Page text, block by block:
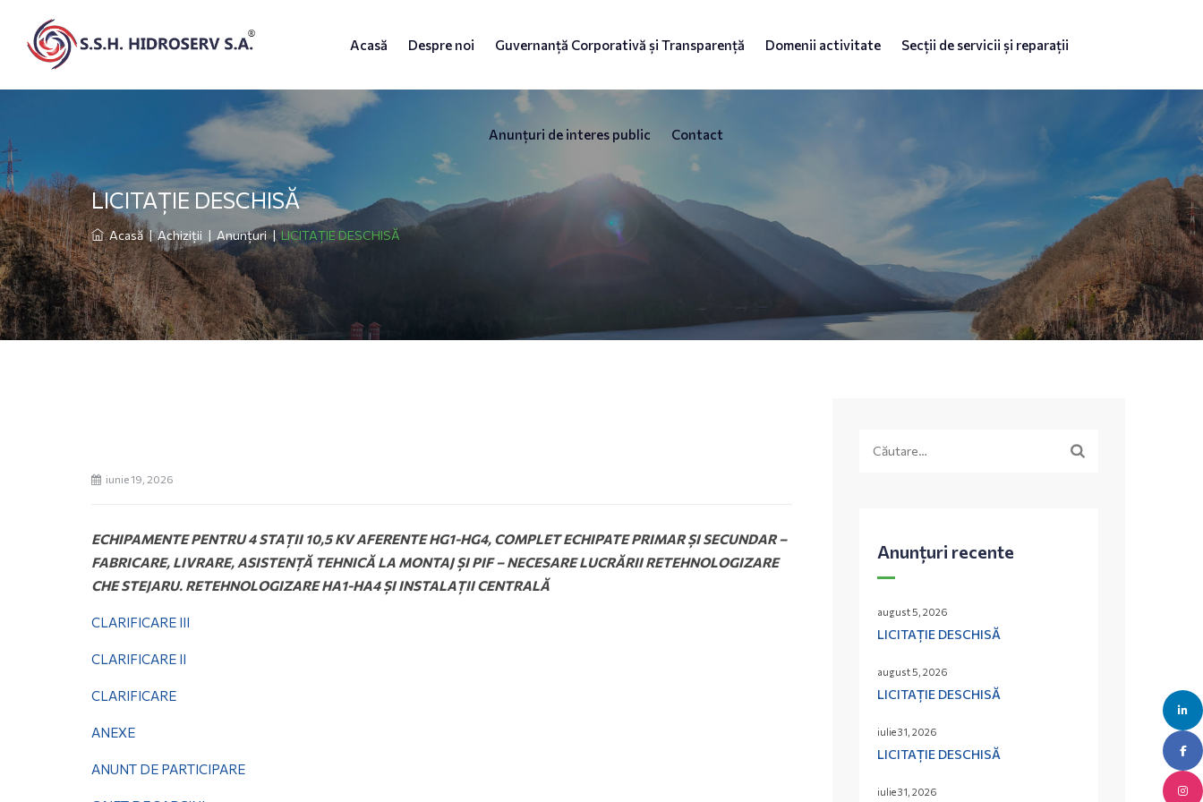
Acasă Despre noi Guvernanță Corporativă și Transparență Domenii activitate Secții de servicii și reparații
Anunțuri de interes public Contact
LICITAȚIE DESCHISĂ
Acasă|Achiziții | Anunțuri |LICITAȚIE DESCHISĂ
iunie 19, 2026
ECHIPAMENTE PENTRU 4 STAȚII 10,5 KV AFERENTE HG1-HG4, COMPLET ECHIPATE PRIMAR ȘI SECUNDAR –
FABRICARE, LIVRARE, ASISTENȚĂ TEHNICĂ LA MONTAJ ȘI PIF – NECESARE LUCRĂRII RETEHNOLOGIZARE
CHE STEJARU. RETEHNOLOGIZARE HA1-HA4 ȘI INSTALAȚII CENTRALĂ
CLARIFICARE III
CLARIFICARE II
CLARIFICARE
ANEXE
ANUNT DE PARTICIPARE
Anunțuri recente
august 5, 2026
LICITAȚIE DESCHISĂ
august 5, 2026
LICITAȚIE DESCHISĂ
iulie 31, 2026
LICITAȚIE DESCHISĂ
iulie 31, 2026